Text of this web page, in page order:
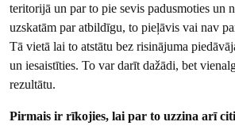
teritorijā un par to pie sevis padusmoties un
uzskatām par atbildīgu, to pieļāvis vai nav
Tā vietā lai to atstātu bez risinājuma
un iesaistīties. To var darīt dažādi, bet
rezultātu.
Pirmais ir rīkojies, lai par to uzzina arī